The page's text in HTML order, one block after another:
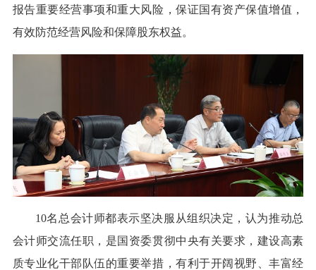
报告重要经营事项和重大风险，保证国有资产保值增值，
有效防范经营风险和保障股东权益。
10名总会计师都表示坚决服从组织决定，认为推动总
会计师交流任职，是国资委贯彻中央有关要求，建设高素
质专业化干部队伍的重要举措，有利于开阔视野、丰富经